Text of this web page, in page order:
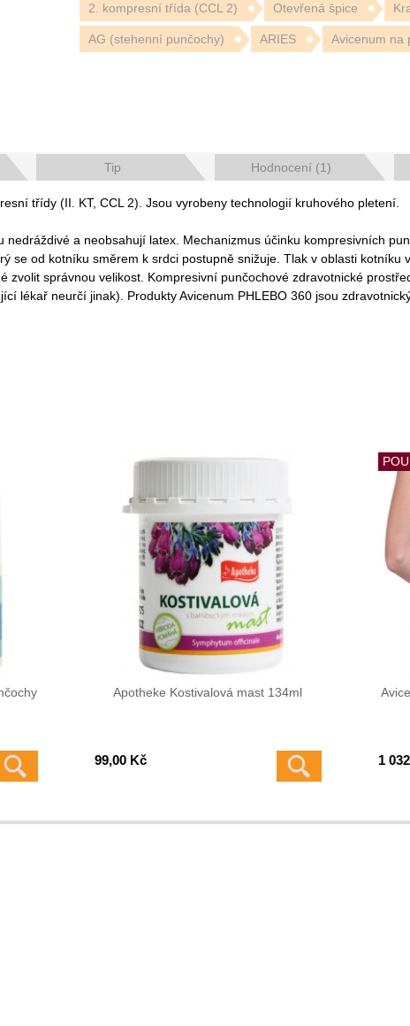
2. kompresní třída (CCL 2) Otevřená špice
AG (stehenní punčochy) ARIES Avicenum na
Tip Hodnocení (1)
třídy (II. KT, CCL 2). Jsou vyrobeny technologií kruhového pletení.
a neobsahují latex. Mechanizmus účinku kompresivních
od kotníku směrem k srdci postupně snižuje. Tlak v oblasti kotníku
správnou velikost. Kompresivní punčochové zdravotnické
lékař neurčí jinak). Produkty Avicenum PHLEBO 360 jsou
Apotheke Kostivalová mast 134ml
99,00 Kč 1